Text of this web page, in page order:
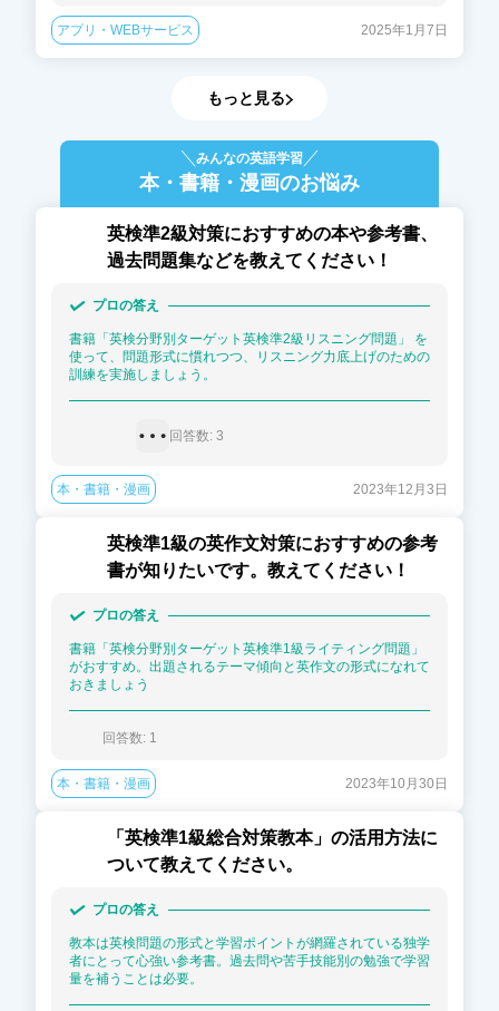
アプリ・WEBサービス 2025年1月7日
もっと見る
みんなの英語学習
本・書籍・漫画のお悩み
英検準2級対策におすすめの本や参考書、
過去問題集などを教えてください！
プロの答え
書籍「英検分野別ターゲット英検準2級リスニング問題」 を
使って、問題形式に慣れつつ、リスニング力底上げのための
訓練を実施しましょう。
回答数: 3
本・書籍・漫画 2023年12月3日
英検準1級の英作文対策におすすめの参考
書が知りたいです。教えてください！
プロの答え
書籍「英検分野別ターゲット英検準1級ライティング問題」
がおすすめ。出題されるテーマ傾向と英作文の形式になれて
おきましょう
回答数: 1
本・書籍・漫画 2023年10月30日
「英検準1級総合対策教本」の活用方法に
ついて教えてください。
プロの答え
教本は英検問題の形式と学習ポイントが網羅されている独学
者にとって心強い参考書。過去問や苦手技能別の勉強で学習
量を補うことは必要。